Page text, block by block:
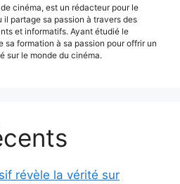
cinéma, est un rédacteur pour le
il partage sa passion à travers des
et informatifs. Ayant étudié le
sa formation à sa passion pour offrir un
sur le monde du cinéma.
révèle la vérité sur